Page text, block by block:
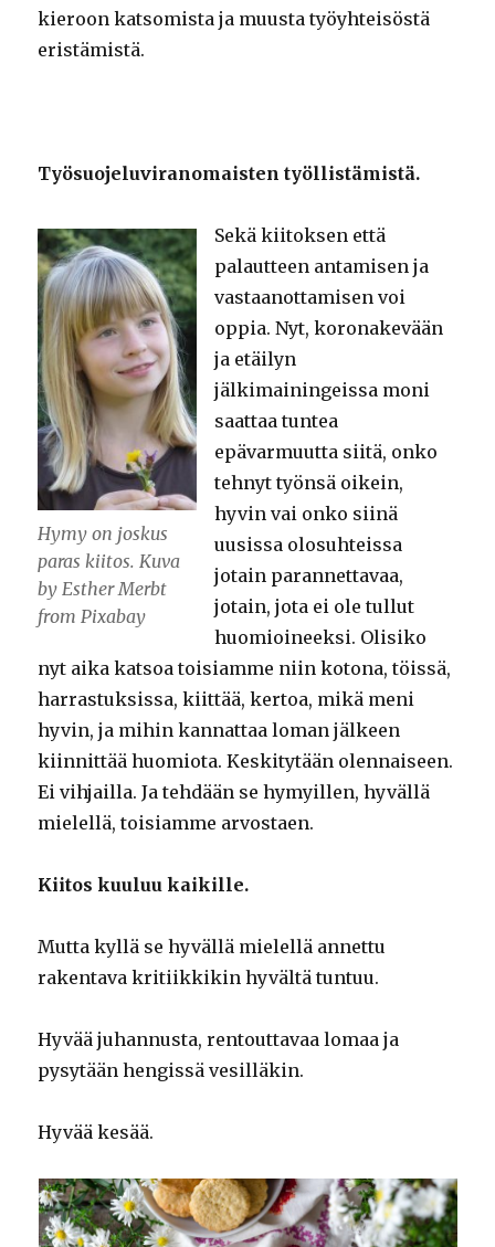
kieroon katsomista ja muusta työyhteisöstä
eristämistä.
Työsuojeluviranomaisten työllistämistä.
Hymy on joskus
paras kiitos. Kuva
by Esther Merbt
from Pixabay
Sekä kiitoksen että
palautteen antamisen ja
vastaanottamisen voi
oppia. Nyt, koronakevään
ja etäilyn
jälkimainingeissa moni
saattaa tuntea
epävarmuutta siitä, onko
tehnyt työnsä oikein,
hyvin vai onko siinä
uusissa olosuhteissa
jotain parannettavaa,
jotain, jota ei ole tullut
huomioineeksi. Olisiko
nyt aika katsoa toisiamme niin kotona, töissä,
harrastuksissa, kiittää, kertoa, mikä meni
hyvin, ja mihin kannattaa loman jälkeen
kiinnittää huomiota. Keskitytään olennaiseen.
Ei vihjailla. Ja tehdään se hymyillen, hyvällä
mielellä, toisiamme arvostaen.
Kiitos kuuluu kaikille.
Mutta kyllä se hyvällä mielellä annettu
rakentava kritiikkikin hyvältä tuntuu.
Hyvää juhannusta, rentouttavaa lomaa ja
pysytään hengissä vesilläkin.
Hyvää kesää.